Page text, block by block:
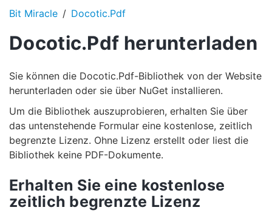
Bit Miracle Docotic.Pdf
Docotic.Pdf herunterladen
Sie können die Docotic.Pdf-Bibliothek von der Website
herunterladen oder sie über NuGet installieren.
Um die Bibliothek auszuprobieren, erhalten Sie über
das untenstehende Formular eine kostenlose, zeitlich
begrenzte Lizenz. Ohne Lizenz erstellt oder liest die
Bibliothek keine PDF-Dokumente.
Erhalten Sie eine kostenlose
zeitlich begrenzte Lizenz